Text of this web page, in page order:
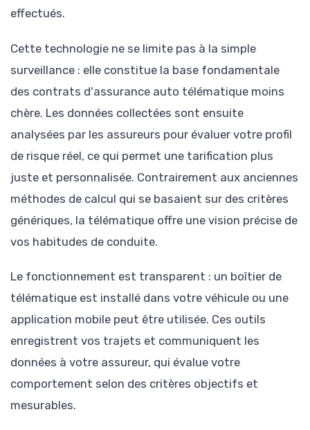
effectués.
Cette technologie ne se limite pas à la simple
surveillance : elle constitue la base fondamentale
des contrats d'assurance auto télématique moins
chère. Les données collectées sont ensuite
analysées par les assureurs pour évaluer votre profil
de risque réel, ce qui permet une tarification plus
juste et personnalisée. Contrairement aux anciennes
méthodes de calcul qui se basaient sur des critères
génériques, la télématique offre une vision précise de
vos habitudes de conduite.
Le fonctionnement est transparent : un boîtier de
télématique est installé dans votre véhicule ou une
application mobile peut être utilisée. Ces outils
enregistrent vos trajets et communiquent les
données à votre assureur, qui évalue votre
comportement selon des critères objectifs et
mesurables.